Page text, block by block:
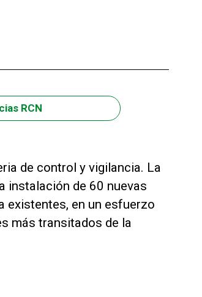
RCN
de control y vigilancia. La
instalación de 60 nuevas
existentes, en un esfuerzo
más transitados de la